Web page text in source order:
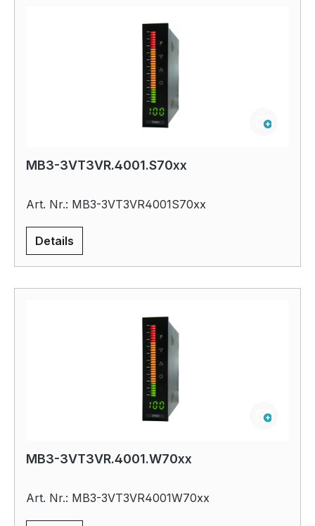
MB3-3VT3VR.4001.S70xx
Art. Nr.: MB3-3VT3VR4001S70xx
Details
MB3-3VT3VR.4001.W70xx
Art. Nr.: MB3-3VT3VR4001W70xx